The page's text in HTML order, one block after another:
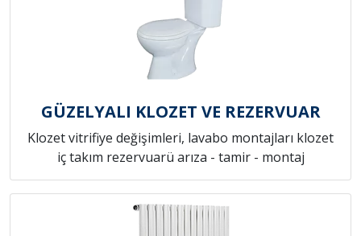
GÜZELYALI KLOZET VE REZERVUAR
Klozet vitrifiye değişimleri, lavabo montajları klozet
iç takım rezervuarü arıza - tamir - montaj